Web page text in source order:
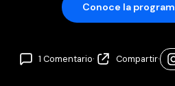
Conoce la
1 Comentario· Compartir·